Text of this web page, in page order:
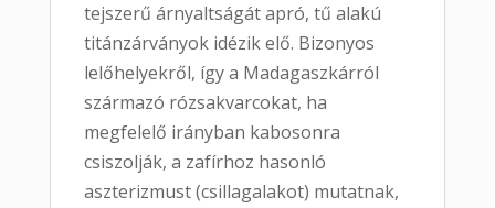
tejszerű árnyaltságát apró, tű alakú
titánzárványok idézik elő. Bizonyos
lelőhelyekről, így a Madagaszkárról
származó rózsakvarcokat, ha
megfelelő irányban kabosonra
csiszolják, a zafírhoz hasonló
aszterizmust (csillagalakot) mutatnak,